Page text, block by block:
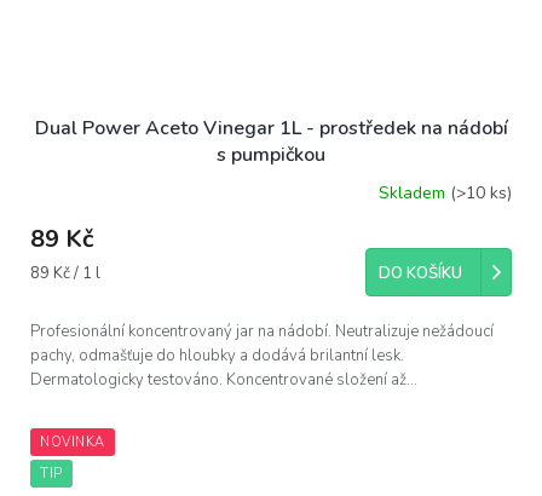
Dual Power Aceto Vinegar 1L - prostředek na nádobí
s pumpičkou
Skladem (>10 ks)
89 Kč
Měrná
89 Kč / 1 l DO KOŠÍKU
Profesionální koncentrovaný jar na nádobí. Neutralizuje nežádoucí
pachy, odmašťuje do hloubky a dodává brilantní lesk.
Dermatologicky testováno. Koncentrované složení až...
NOVINKA
TIP